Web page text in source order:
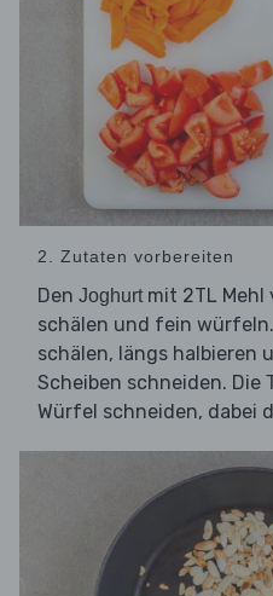
2. Zutaten vorbereiten
Den Joghurtmit 2TL Mehl
schälen und fein
schälen, längs halbieren
Scheiben schneiden. Die
Würfel schneiden, dabei